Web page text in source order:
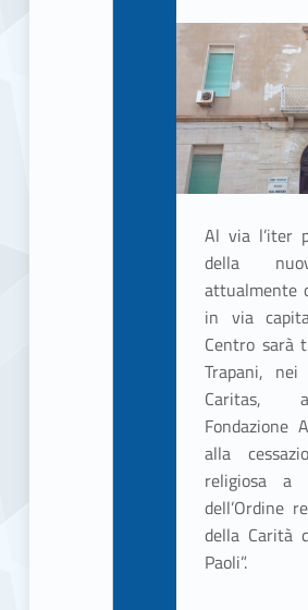
Al via l’iter
della
attualmente
in via
Centro sarà
Trapani, nei
Caritas,
Fondazione
alla
religiosa a
dell’Ordine
della Carità
Paoli”.